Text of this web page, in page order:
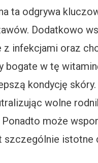
ta odgrywa
Dodatkowo
infekcjami oraz
bogate w tę
kondycję
wolne
może
szczególnie